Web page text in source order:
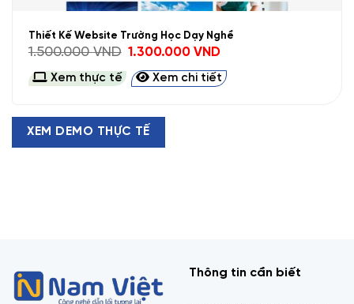
Thiết Kế Website Trường Học Dạy Nghề
1.500.000VND Giá
gốc
là:
1.500.000 VND.
1.300.000VNDGiá
tại
là:
Xem thực tế Xem chi tiết
XEM DEMO THỰC TẾ
Thông tin cần biết